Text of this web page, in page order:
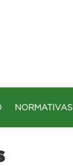
NORMATIVAS